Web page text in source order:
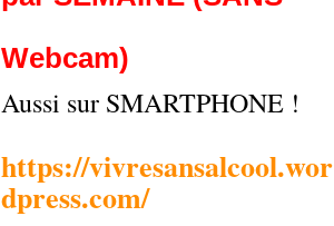
Webcam)
Aussi sur SMARTPHONE !
https://vivresansalcool.wor
dpress.com/